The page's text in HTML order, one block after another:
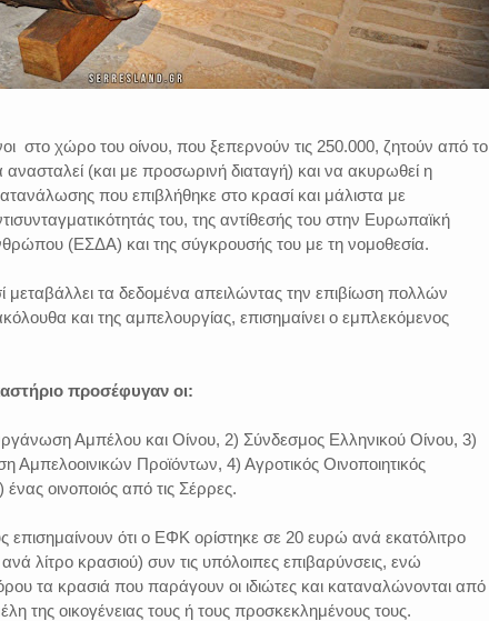
στο χώρο του οίνου, που ξεπερνούν τις 250.000, ζητούν από το
ανασταλεί (και με προσωρινή διαταγή) και να ακυρωθεί η
που επιβλήθηκε στο κρασί και μάλιστα με
του, της αντίθεσής του στην Ευρωπαϊκή
(ΕΣΔΑ) και της σύγκρουσής του με τη νομοθεσία.
τα δεδομένα απειλώντας την επιβίωση πολλών
και της αμπελουργίας, επισημαίνει ο εμπλεκόμενος
προσέφυγαν οι:
Αμπέλου και Οίνου, 2) Σύνδεσμος Ελληνικού Οίνου, 3)
Αμπελοοινικών Προϊόντων, 4) Αγροτικός Οινοποιητικός
ένας οινοποιός από τις Σέρρες.
επισημαίνουν ότι ο ΕΦΚ ορίστηκε σε 20 ευρώ ανά εκατόλιτρο
λίτρο κρασιού) συν τις υπόλοιπες επιβαρύνσεις, ενώ
τα κρασιά που παράγουν οι ιδιώτες και καταναλώνονται από
της οικογένειας τους ή τους προσκεκλημένους τους.